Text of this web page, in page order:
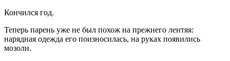
Кончился год.
Теперь парень уже не был похож на прежнего лентяя:
нарядная одежда его поизносилась, на руках появились
мозоли.